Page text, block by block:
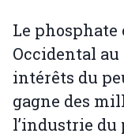
Le phosphate
Occidental
intérêts du
gagne des
l’industrie du